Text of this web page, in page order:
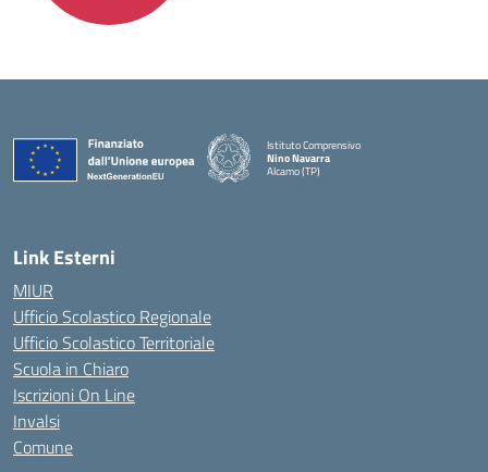
Istituto Comprensivo
Nino Navarra
Alcamo (TP)
Link Esterni
MIUR
Ufficio Scolastico Regionale
Ufficio Scolastico Territoriale
Scuola in Chiaro
Iscrizioni On Line
Invalsi
Comune